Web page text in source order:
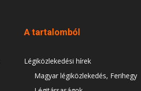
A tartalomból
Légiközlekedési hírek
Magyar légiközlekedés, Ferihegy